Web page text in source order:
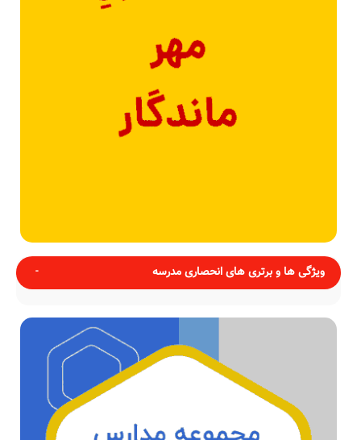
ویژگی ها و برتری های انحصاری مدرسه